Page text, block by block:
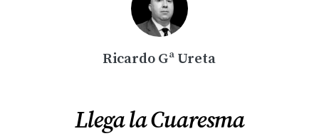
Ricardo Gª Ureta
Llega la Cuaresma